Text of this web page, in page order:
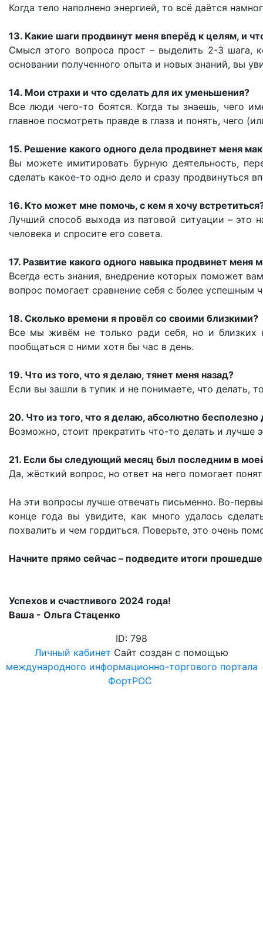
Когда тело наполнено энергией, то всё даётся
13. Какие шаги продвинут меня вперёд к целям, и
Смысл этого вопроса прост – выделить 2-3
основании полученного опыта и новых знаний, вы
14. Мои страхи и что сделать для их уменьшения?
Все люди чего-то боятся. Когда ты знаешь, чего
главное посмотреть правде в глаза и понять, чего
15. Решение какого одного дела продвинет меня
Вы можете имитировать бурную деятельность,
сделать какое-то одно дело и сразу продвинуться
16. Кто может мне помочь, с кем я хочу
Лучший способ выхода из патовой ситуации – это
человека и спросите его совета.
17. Развитие какого одного навыка продвинет меня
Всегда есть знания, внедрение которых поможет
вопрос помогает сравнение себя с более успешным
18. Сколько времени я провёл со своими близкими?
Все мы живём не только ради себя, но и
пообщаться с ними хотя бы час в день.
19. Что из того, что я делаю, тянет меня назад?
Если вы зашли в тупик и не понимаете, что делать,
20. Что из того, что я делаю, абсолютно
Возможно, стоит прекратить что-то делать и
21. Если бы следующий месяц был последним в
Да, жёсткий вопрос, но ответ на него помогает
На эти вопросы лучше отвечать письменно. Во-
конце года вы увидите, как много удалось
похвалить и чем гордиться. Поверьте, это очень
Начните прямо сейчас – подведите итоги
Успехов и счастливого 2024 года!
Ваша - Ольга Стаценко
ID: 798
Личный кабинет Сайт создан с помощью
международного информационно-торгового портала
ФортРОС